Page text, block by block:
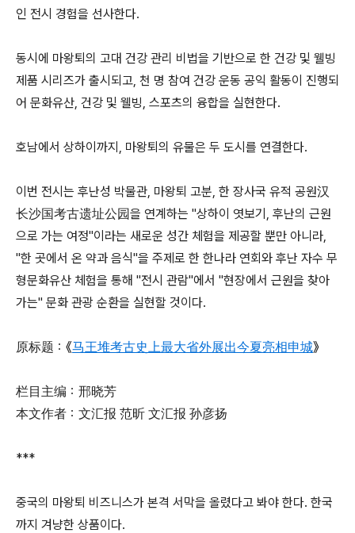
인 전시 경험을 선사한다.
동시에 마왕퇴의 고대 건강 관리 비법을 기반으로 한 건강 및 웰빙
제품 시리즈가 출시되고, 천 명 참여 건강 운동 공익 활동이 진행되
어 문화유산, 건강 및 웰빙, 스포츠의 융합을 실현한다.
호남에서 상하이까지, 마왕퇴의 유물은 두 도시를 연결한다.
이번 전시는 후난성 박물관, 마왕퇴 고분, 한 장사국 유적 공원汉
长沙国考古遗址公园을 연계하는 "상하이 엿보기, 후난의 근원
으로 가는 여정"이라는 새로운 성간 체험을 제공할 뿐만 아니라,
"한 곳에서 온 약과 음식"을 주제로 한 한나라 연회와 후난 자수 무
형문화유산 체험을 통해 "전시 관람"에서 "현장에서 근원을 찾아
가는" 문화 관광 순환을 실현할 것이다.
原标题：《马王堆考古史上最大省外展出今夏亮相申城》
栏目主编：邢晓芳
本文作者：文汇报 范昕 文汇报 孙彦扬
***
중국의 마왕퇴 비즈니스가 본격 서막을 올렸다고 봐야 한다. 한국
까지 겨냥한 상품이다.